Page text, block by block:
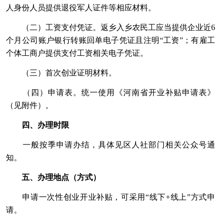
人身份人员提供退役军人证件等相应材料。
（二）工资支付凭证。返乡入乡农民工应当提供企业近6
个月公司账户银行转账回单电子凭证且注明“工资”；有雇工
个体工商户提供支付工资相关电子凭证。
（三）首次创业证明材料。
（四）申请表。统一使用《河南省开业补贴申请表》
（见附件）。
四、办理时限
一般按季申请办结，具体见区人社部门相关公众号通
知。
五、办理地点（方式）
申请一次性创业开业补贴，可采用“线下+线上”方式申
请。